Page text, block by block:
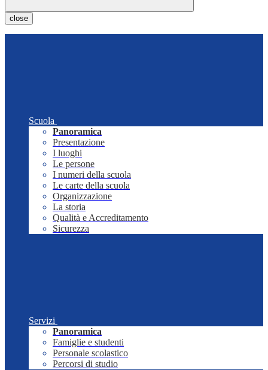
close
Scuola
Panoramica
Presentazione
I luoghi
Le persone
I numeri della scuola
Le carte della scuola
Organizzazione
La storia
Qualità e Accreditamento
Sicurezza
Servizi
Panoramica
Famiglie e studenti
Personale scolastico
Percorsi di studio